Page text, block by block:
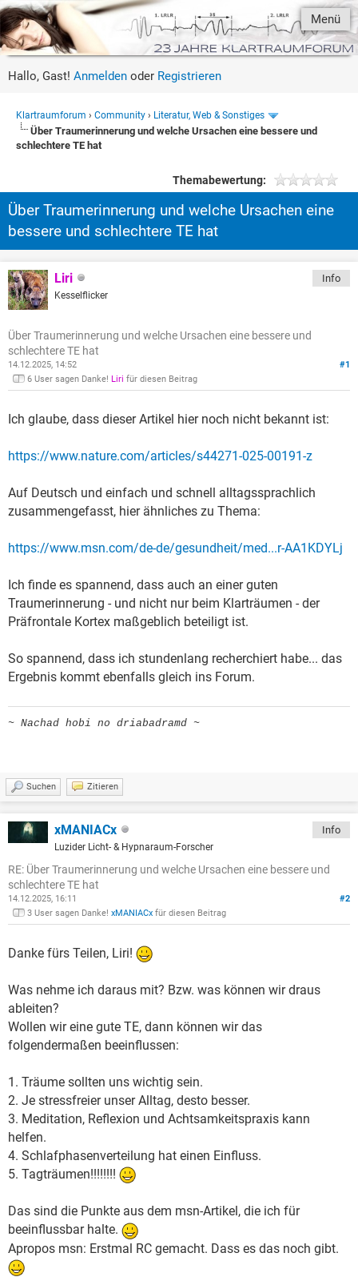
Menü
Hallo, Gast! Anmelden oder Registrieren
Klartraumforum › Community › Literatur, Web & Sonstiges
Über Traumerinnerung und welche Ursachen eine bessere und
schlechtere TE hat
Themabewertung:
Über Traumerinnerung und welche Ursachen eine
bessere und schlechtere TE hat
Liri
Kesselflicker
Info
Über Traumerinnerung und welche Ursachen eine bessere und
schlechtere TE hat
#1
14.12.2025, 14:52
6 User sagen Danke! Liri für diesen Beitrag
Ich glaube, dass dieser Artikel hier noch nicht bekannt ist:
https://www.nature.com/articles/s44271-025-00191-z
Auf Deutsch und einfach und schnell alltagssprachlich
zusammengefasst, hier ähnliches zu Thema:
https://www.msn.com/de-de/gesundheit/med...r-AA1KDYLj
Ich finde es spannend, dass auch an einer guten
Traumerinnerung - und nicht nur beim Klarträumen - der
Präfrontale Kortex maßgeblich beteiligt ist.
So spannend, dass ich stundenlang recherchiert habe... das
Ergebnis kommt ebenfalls gleich ins Forum.
~ Nachad hobi no driabadramd ~
Suchen Zitieren
xMANIACx
Luzider Licht- & Hypnaraum-Forscher
Info
RE: Über Traumerinnerung und welche Ursachen eine bessere und
schlechtere TE hat
#2
14.12.2025, 16:11
3 User sagen Danke! xMANIACx für diesen Beitrag
Danke fürs Teilen, Liri!
Was nehme ich daraus mit? Bzw. was können wir draus
ableiten?
Wollen wir eine gute TE, dann können wir das
folgendermaßen beeinflussen:
1. Träume sollten uns wichtig sein.
2. Je stressfreier unser Alltag, desto besser.
3. Meditation, Reflexion und Achtsamkeitspraxis kann
helfen.
4. Schlafphasenverteilung hat einen Einfluss.
5. Tagträumen!!!!!!!!
Das sind die Punkte aus dem msn-Artikel, die ich für
beeinflussbar halte.
Apropos msn: Erstmal RC gemacht. Dass es das noch gibt.